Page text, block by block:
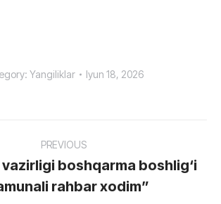
Yangiliklar Iyun 18, 2026
PREVIOUS
Previous
post:
boshqarma boshlig‘i
rahbar xodim”